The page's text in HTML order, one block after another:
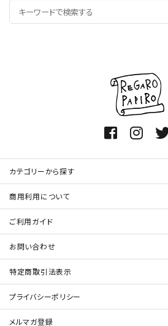
カテゴリーから探す
商用利用について
ご利用ガイド
お問い合わせ
特定商取引法表示
プライバシーポリシー
メルマガ登録